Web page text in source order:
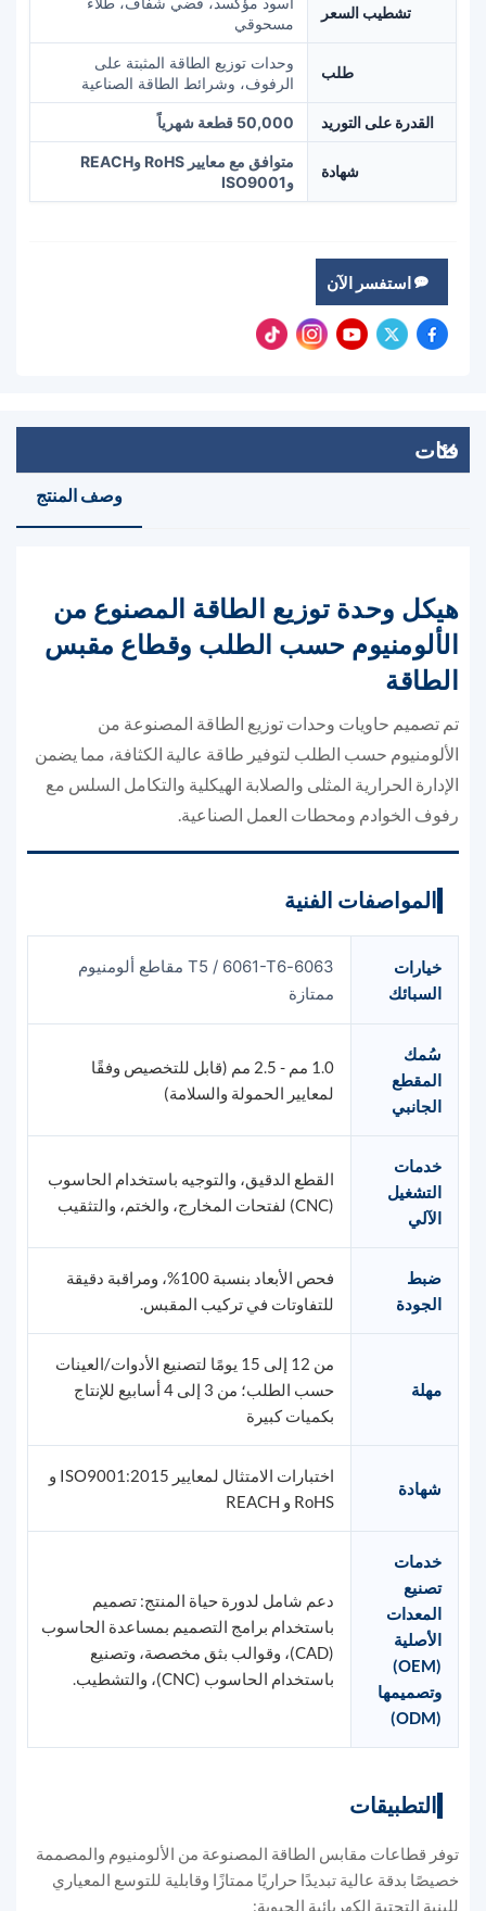
تشطيب السعر
مسحوقي
طلب
وحدات توزيع الطاقة المثبتة على
الرفوف، وشرائط الطاقة الصناعية
القدرة على التوريد 50,000 قطعة شهرياً
شهادة
متوافق مع معايير RoHS وREACH
وISO9001
استفسر الآن
فئات
وصف المنتج
هيكل وحدة توزيع الطاقة المصنوع من
الألومنيوم حسب الطلب وقطاع مقبس
الطاقة
تم تصميم حاويات وحدات توزيع الطاقة المصنوعة من
الألومنيوم حسب الطلب لتوفير طاقة عالية الكثافة، مما يضمن
الإدارة الحرارية المثلى والصلابة الهيكلية والتكامل السلس مع
رفوف الخوادم ومحطات العمل الصناعية.
المواصفات الفنية
خيارات
السبائك
6063-T5 / 6061-T6 مقاطع ألومنيوم
ممتازة
سُمك
المقطع
الجانبي
1.0 مم - 2.5 مم (قابل للتخصيص وفقًا
لمعايير الحمولة والسلامة)
خدمات
التشغيل
الآلي
القطع الدقيق، والتوجيه باستخدام الحاسوب
(CNC) لفتحات المخارج، والختم، والتثقيب
ضبط
الجودة
فحص الأبعاد بنسبة 100%، ومراقبة دقيقة
للتفاوتات في تركيب المقبس.
مهلة
من 12 إلى 15 يومًا لتصنيع الأدوات/العينات
حسب الطلب؛ من 3 إلى 4 أسابيع للإنتاج
بكميات كبيرة
شهادة
اختبارات الامتثال لمعايير ISO9001:2015 و
RoHS و REACH
خدمات
تصنيع
المعدات
الأصلية
(OEM)
وتصميمها
(ODM)
دعم شامل لدورة حياة المنتج: تصميم
باستخدام برامج التصميم بمساعدة الحاسوب
(CAD)، وقوالب بثق مخصصة، وتصنيع
باستخدام الحاسوب (CNC)، والتشطيب.
التطبيقات
توفر قطاعات مقابس الطاقة المصنوعة من الألومنيوم والمصممة
خصيصًا بدقة عالية تبديدًا حراريًا ممتازًا وقابلية للتوسع المعياري
للبنية التحتية الكهربائية الحيوية: